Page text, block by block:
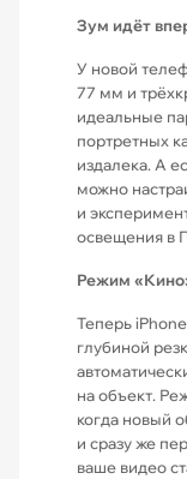
Зум идёт
У новой
77 мм и
идеальные
портретных
издалека. А
можно
и
освещения в
Режим
Теперь
глубиной
на объект.
когда новый
и сразу же
ваше видео